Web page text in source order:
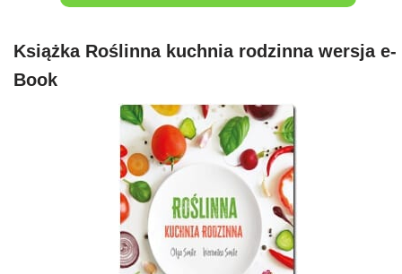
Książka Roślinna kuchnia rodzinna wersja e-
Book